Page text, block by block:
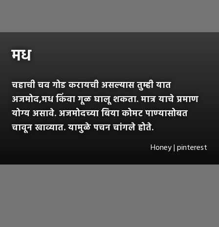
मध
चहाची चव गोड करायची असल्यास तुम्ही यात
अजमोद,मध किंवा गूळ घालू शकता. मात्र याचे प्रमाण
योग्य असावे. अजमोदच्या बिया कोमट पाण्यासोबत
चावून खाव्यात. यामुळे पचन चांगले होते.
Honey | pinterest